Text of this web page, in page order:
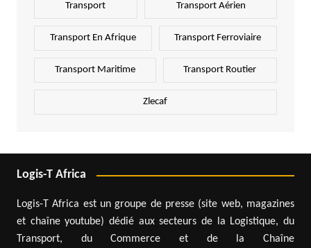
Transport Transport Aérien
Transport En Afrique Transport Ferroviaire
Transport Maritime Transport Routier
Zlecaf
Logis-T Africa
Logis-T Africa est un groupe de presse (site web, magazines
et chaîne youtube) dédié aux secteurs de la Logistique, du
Transport, du Commerce et de la Chaîne